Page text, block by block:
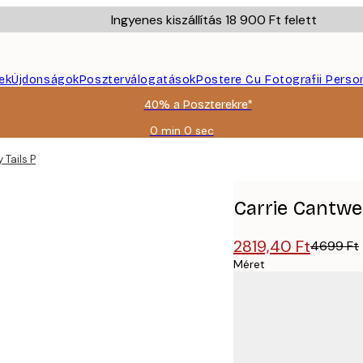
Ingyenes kiszállítás 18 900 Ft felett
ÚjdonságokPoszterválogatásokPostere Cu Fotografii
40% a Poszterekre*
0 min 0 sec
Érvényes:
Poster
Carrie
2819,40 Ft4699 Ft
Méret